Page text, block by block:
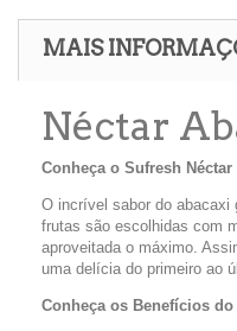
MAIS
Néctar
Conheça o Sufresh Néctar
O incrível sabor do abacaxi
frutas são escolhidas com
aproveitada o máximo.
uma delícia do primeiro ao
Conheça os Benefícios do